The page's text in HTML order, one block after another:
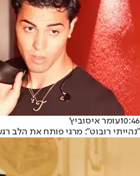
10:46עומר איסוביץ'
"נהייתי רובוט": מרגי פותח את הלב